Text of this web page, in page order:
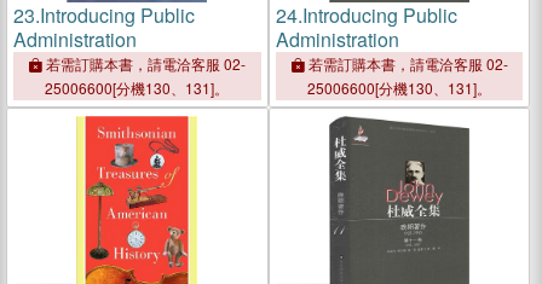
23.Introducing Public
Administration
若需訂購本書，請電洽客服 02-
25006600[分機130、131]。
24.Introducing Public
Administration
若需訂購本書，請電洽客服 02-
25006600[分機130、131]。